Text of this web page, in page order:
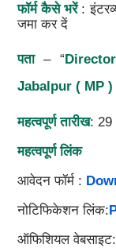
फॉर्म कैसे भरें:
जमा कर दें
पता– “
Jabalpur ( MP )
महत्वपूर्ण तारीख: 29
महत्वपूर्ण लिंक
आवेदन फॉर्म :
नोटिफिकेशन लिंक:
ऑफिशियल वेबसाइट: